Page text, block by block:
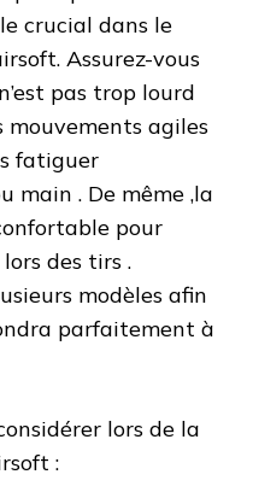
crucial dans le
Assurez-vous
pas trop lourd
mouvements agiles
fatiguer
main . De même ,la
pour
des tirs .
modèles afin
parfaitement à
lors de la
: